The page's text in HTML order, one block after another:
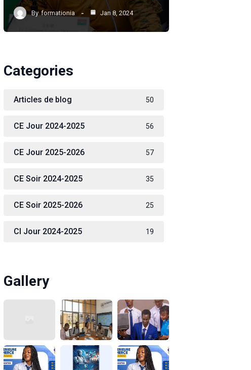
By formationia Jan 8, 2024
Categories
Articles de blog 50
CE Jour 2024-2025 56
CE Jour 2025-2026 57
CE Soir 2024-2025 35
CE Soir 2025-2026 25
CI Jour 2024-2025 19
Gallery